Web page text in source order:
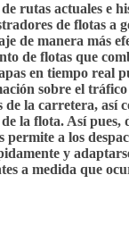
rutas actuales e
de flotas a
de manera más
de flotas que
en tiempo real
sobre el
de la carretera, así
la flota. Así pues,
permite a los
y
a medida que